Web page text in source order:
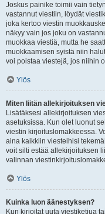
Joskus painike toimii vain
vastannut viestiin, löydät
joka kertoo viestin
näkyy vain jos joku on
muokkaa viestiä, mutta he
muokkaamisen syistä niin
voi poistaa viestejä, jos niihin
Ylös
Miten liitän allekirjoituksen
Lisätäksesi allekirjoituksen
asetuksissa. Kun olet luonut
viestin kirjoituslomakkeessa.
aina kaikkiin viesteihisi
voit silti estää allekirjoituksen
valinnan
Ylös
Kuinka luon äänestyksen?
Kun kirjoitat uuta viestiketjua